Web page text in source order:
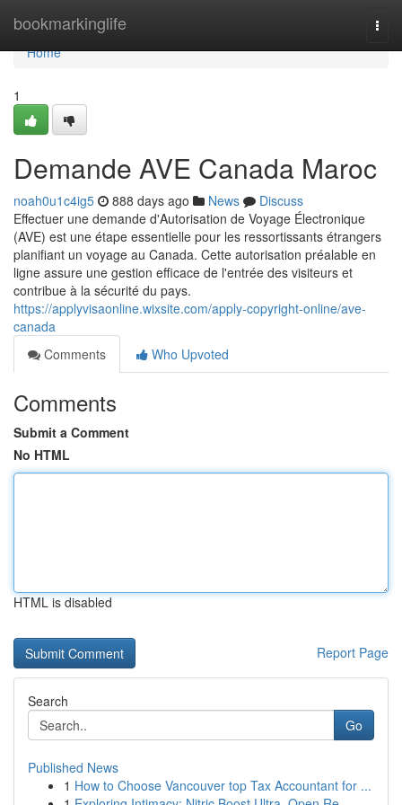
bookmarkinglife
Home
Home
1
Demande AVE Canada Maroc
noah0u1c4ig5 888 days ago News
Discuss
Effectuer une demande d'Autorisation de Voyage Électronique
(AVE) est une étape essentielle pour les ressortissants étrangers
planifiant un voyage au Canada. Cette autorisation préalable en
ligne assure une gestion efficace de l'entrée des visiteurs et
contribue à la sécurité du pays.
https://applyvisaonline.wixsite.com/apply-copyright-online/ave-
canada
Comments
Who Upvoted
Comments
Submit a Comment
No HTML
HTML is disabled
Report Page
Search
Go
Published News
1 How to Choose Vancouver top Tax Accountant for ...